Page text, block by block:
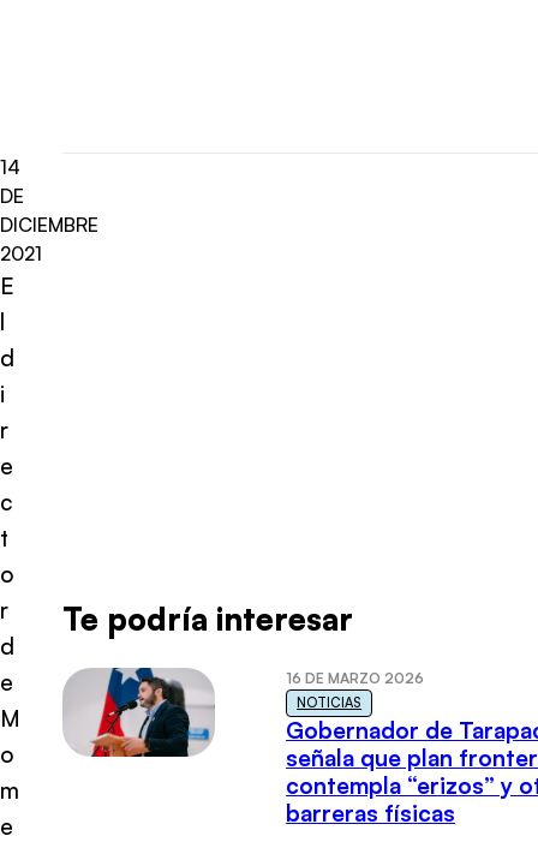
14
DE
DICIEMBRE
2021
E
l
d
i
r
e
c
t
o
r
d
e
M
o
m
e
Te podría interesar
16 DE MARZO 2026
NOTICIAS
Gobernador de
señala que plan
contempla “erizos” y
barreras físicas